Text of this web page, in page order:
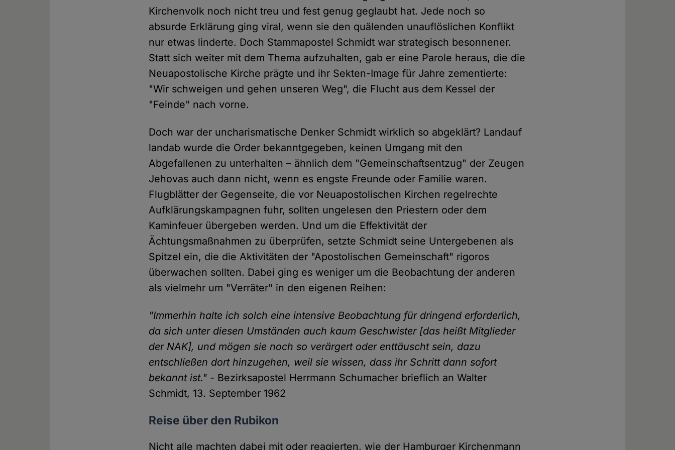
Kirchenvolk noch nicht treu und fest genug geglaubt hat. Jede noch so
absurde Erklärung ging viral, wenn sie den quälenden unauflöslichen Konflikt
nur etwas linderte. Doch Stammapostel Schmidt war strategisch besonnener.
Statt sich weiter mit dem Thema aufzuhalten, gab er eine Parole heraus, die die
Neuapostolische Kirche prägte und ihr Sekten-Image für Jahre zementierte:
"Wir schweigen und gehen unseren Weg", die Flucht aus dem Kessel der
"Feinde" nach vorne.
Doch war der uncharismatische Denker Schmidt wirklich so abgeklärt? Landauf
landab wurde die Order bekanntgegeben, keinen Umgang mit den
Abgefallenen zu unterhalten – ähnlich dem "Gemeinschaftsentzug" der Zeugen
Jehovas auch dann nicht, wenn es engste Freunde oder Familie waren.
Flugblätter der Gegenseite, die vor Neuapostolischen Kirchen regelrechte
Aufklärungskampagnen fuhr, sollten ungelesen den Priestern oder dem
Kaminfeuer übergeben werden. Und um die Effektivität der
Ächtungsmaßnahmen zu überprüfen, setzte Schmidt seine Untergebenen als
Spitzel ein, die die Aktivitäten der "Apostolischen Gemeinschaft" rigoros
überwachen sollten. Dabei ging es weniger um die Beobachtung der anderen
als vielmehr um "Verräter" in den eigenen Reihen:
"Immerhin halte ich solch eine intensive Beobachtung für dringend erforderlich,
da sich unter diesen Umständen auch kaum Geschwister [das heißt Mitglieder
der NAK], und mögen sie noch so verärgert oder enttäuscht sein, dazu
entschließen dort hinzugehen, weil sie wissen, dass ihr Schritt dann sofort
bekannt ist." - Bezirksapostel Herrmann Schumacher brieflich an Walter
Schmidt, 13. September 1962
Reise über den Rubikon
Nicht alle machten dabei mit oder reagierten, wie der Hamburger Kirchenmann